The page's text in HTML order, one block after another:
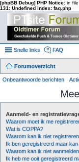
[phpBB Debug] PHP Notice: in file
131: Undefined index: faq.php
Snelle links FAQ
Forumoverzicht
Onbeantwoorde berichten
Aanmeld- en
Waarom moet ik me
Wat is COPPA?
Waarom kan ik niet
Ik ben geregistreerd maar kan
Waarom kan ik niet
Ik heb me ooit geregistreerd